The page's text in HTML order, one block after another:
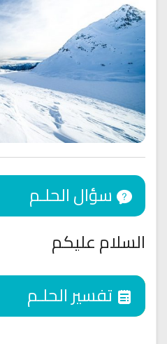
السلام عليكم